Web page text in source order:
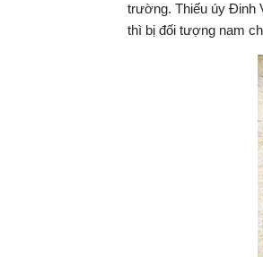
trường. Thiếu úy Đinh
thì bị đối tượng nam